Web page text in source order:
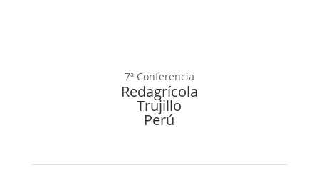
7ª Conferencia
Redagrícola
Trujillo
Perú